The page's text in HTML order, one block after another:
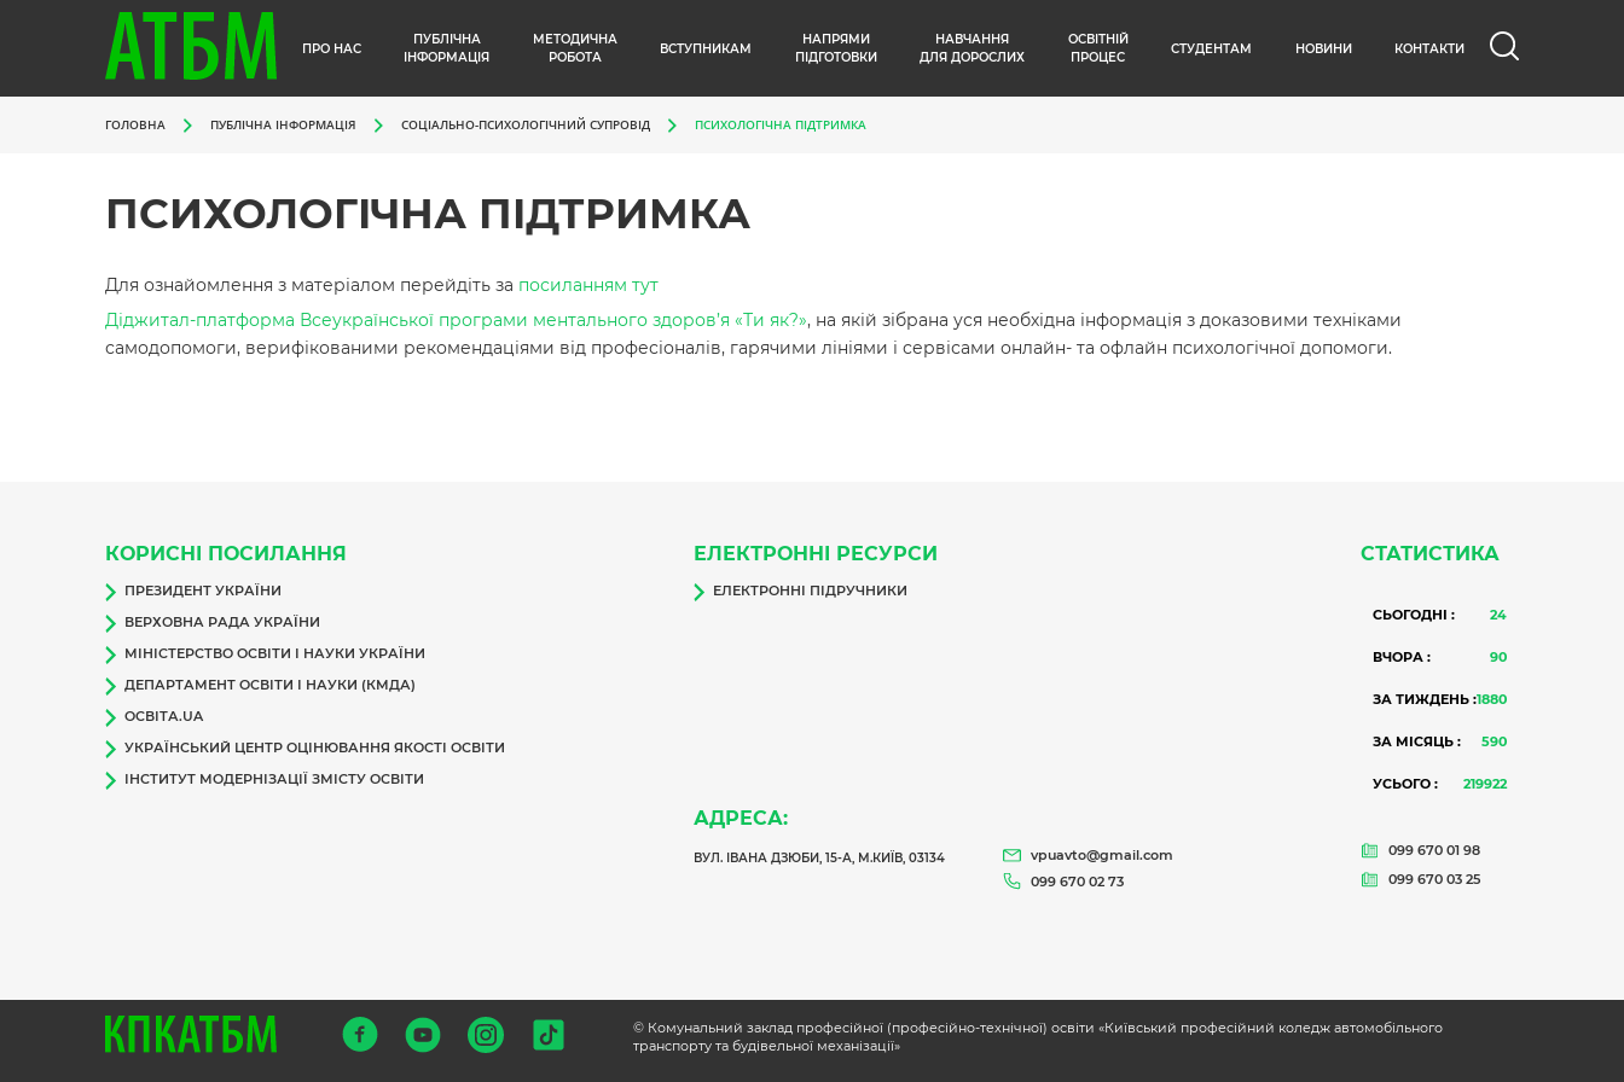
ПРО НАС
ПУБЛІЧНА
ІНФОРМАЦІЯ
МЕТОДИЧНА
РОБОТА
ВСТУПНИКАМ
НАПРЯМИ
ПІДГОТОВКИ
НАВЧАННЯ
ДЛЯ ДОРОСЛИХ
ОСВІТНІЙ
ПРОЦЕС
СТУДЕНТАМ НОВИНИ КОНТАКТИ
ГОЛОВНА ПУБЛІЧНА ІНФОРМАЦІЯ СОЦІАЛЬНО-ПСИХОЛОГІЧНИЙ СУПРОВІД ПСИХОЛОГІЧНА ПІДТРИМКА
ПСИХОЛОГІЧНА ПІДТРИМКА
Для ознайомлення з матеріалом перейдіть за посиланням тут
Діджитал-платформа Всеукраїнської програми ментального здоров’я «Ти як?», на якій зібрана уся необхідна інформація з доказовими техніками
самодопомоги, верифікованими рекомендаціями від професіоналів, гарячими лініями і сервісами онлайн- та офлайн психологічної допомоги.
КОРИСНІ ПОСИЛАННЯ
ПРЕЗИДЕНТ УКРАЇНИ
ВЕРХОВНА РАДА УКРАЇНИ
МІНІСТЕРСТВО ОСВІТИ І НАУКИ УКРАЇНИ
ДЕПАРТАМЕНТ ОСВІТИ І НАУКИ (КМДА)
ОСВІТА.UA
УКРАЇНСЬКИЙ ЦЕНТР ОЦІНЮВАННЯ ЯКОСТІ ОСВІТИ
ІНСТИТУТ МОДЕРНІЗАЦІЇ ЗМІСТУ ОСВІТИ
ЕЛЕКТРОННІ РЕСУРСИ
ЕЛЕКТРОННІ ПІДРУЧНИКИ
АДРЕСА:
ВУЛ. ІВАНА ДЗЮБИ, 15-А, М.КИЇВ, 03134
vpuavto@gmail.com
099 670 02 73
СТАТИСТИКА
СЬОГОДНІ : 24
ВЧОРА : 90
ЗА ТИЖДЕНЬ :1880
ЗА МІСЯЦЬ : 590
УСЬОГО : 219922
099 670 01 98
099 670 03 25
© Комунальний заклад професійної (професійно-технічної) освіти «Київський професійний коледж автомобільного
транспорту та будівельної механізації»